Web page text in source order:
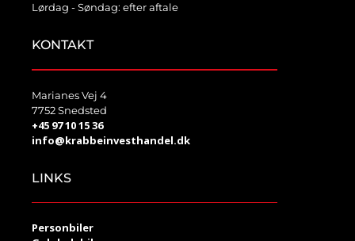
Lørdag - Søndag: efter aftale
KONTAKT
Marianes Vej 4
7752 Snedsted
+45 97 10 15 36
info@krabbeinvesthandel.dk
LINKS
Personbiler